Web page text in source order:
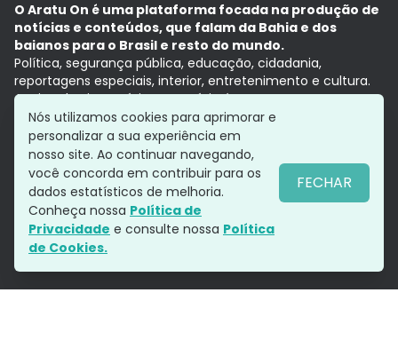
O Aratu On é uma plataforma focada na produção de
notícias e conteúdos, que falam da Bahia e dos
baianos para o Brasil e resto do mundo.
Política, segurança pública, educação, cidadania,
reportagens especiais, interior, entretenimento e cultura.
Aqui, tudo vira notícia e a notícia é no tempo presente,
com a credibilidade do Grupo Aratu.
Grupo Aratu
Política de privacidade
Siga-nos
Nós utilizamos cookies para aprimorar e
personalizar a sua experiência em
nosso site. Ao continuar navegando,
você concorda em contribuir para os
dados estatísticos de melhoria.
Conheça nossa Política de
Privacidade e consulte nossa Política
de Cookies.
FECHAR